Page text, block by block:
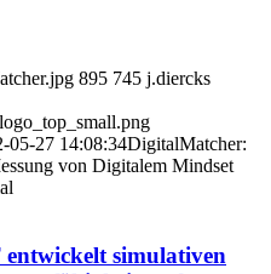
895 745 j.diercks
05-27 14:08:34DigitalMatcher:
von Digitalem Mindset
simulativen